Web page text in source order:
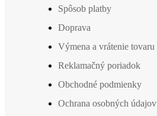
Spôsob platby
Doprava
Výmena a vrátenie tovaru
Reklamačný poriadok
Obchodné podmienky
Ochrana osobných údajov